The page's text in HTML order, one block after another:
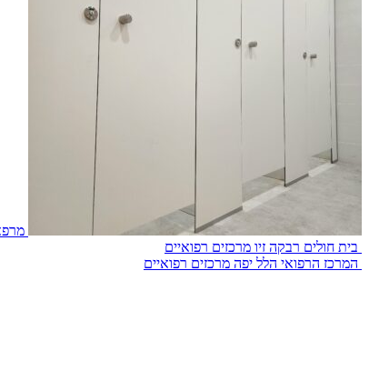
בית חולים רבקה זיו מרכזים רפואיים
המרכז הרפואי הלל יפה מרכזים רפואיים